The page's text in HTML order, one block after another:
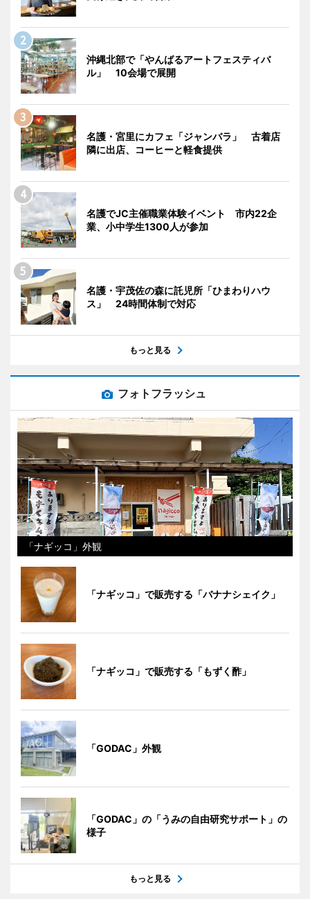
沖縄北部で「やんばるアートフェスティバ
ル」 10会場で展開
名護・宮里にカフェ「ジャンバラ」 古着店
隣に出店、コーヒーと軽食提供
名護でJC主催職業体験イベント 市内22企
業、小中学生1300人が参加
名護・宇茂佐の森に託児所「ひまわりハウ
ス」 24時間体制で対応
もっと見る
フォトフラッシュ
「ナギッコ」外観
「ナギッコ」で販売する「バナナシェイク」
「ナギッコ」で販売する「もずく酢」
「GODAC」外観
「GODAC」の「うみの自由研究サポート」の
様子
もっと見る